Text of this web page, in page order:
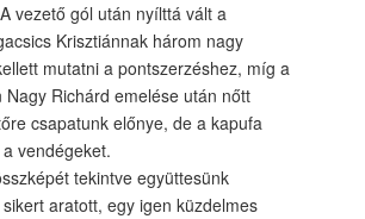
vezető gól után nyílttá vált a
Krisztiánnak három nagy
mutatni a pontszerzéshez, míg a
Nagy Richárd emelése után nőtt
csapatunk előnye, de a kapufa
vendégeket.
tekintve együttesünk
aratott, egy igen küzdelmes